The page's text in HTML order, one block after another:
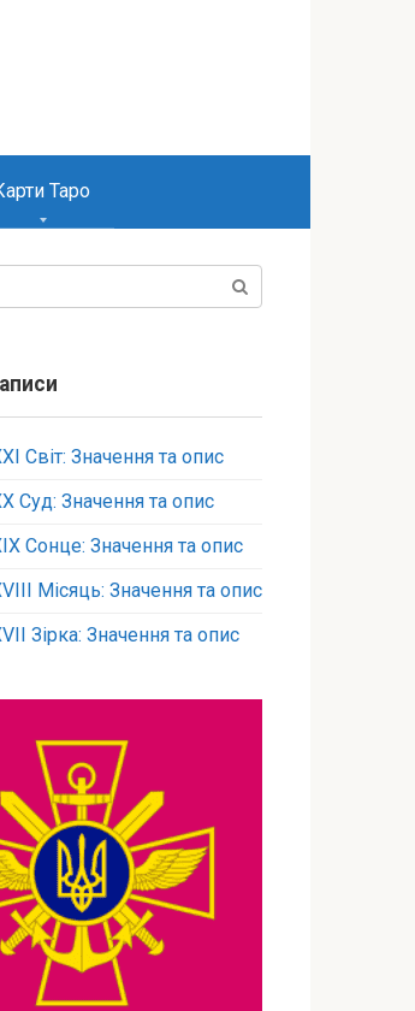
Таро
Світ: Значення та опис
Суд: Значення та опис
Сонце: Значення та опис
Місяць: Значення та опис
Зірка: Значення та опис